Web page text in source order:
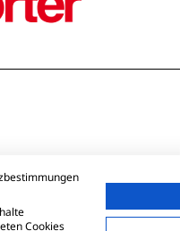
Cookies